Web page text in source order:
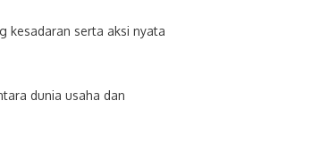
kesadaran serta aksi nyata
dunia usaha dan